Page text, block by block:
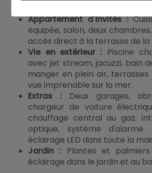
Appartement d'invités :
équipée, salon, deux
accès direct à la terrasse de la
Vie en extérieur : Piscine
avec jet stream, jacuzzi, bain
manger en plein air,
vue imprenable sur la mer.
Extras : Deux garages,
chargeur de voiture
chauffage central au gaz,
optique, système d'alarme
éclairage LED dans toute la
Jardin : Plantes et
éclairage dans le jardin et au